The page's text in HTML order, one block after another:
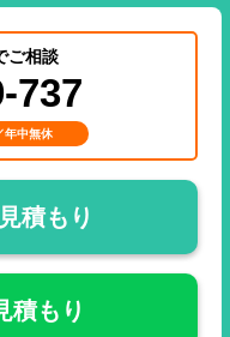
ご相談
737
年中無休
積もり
積もり